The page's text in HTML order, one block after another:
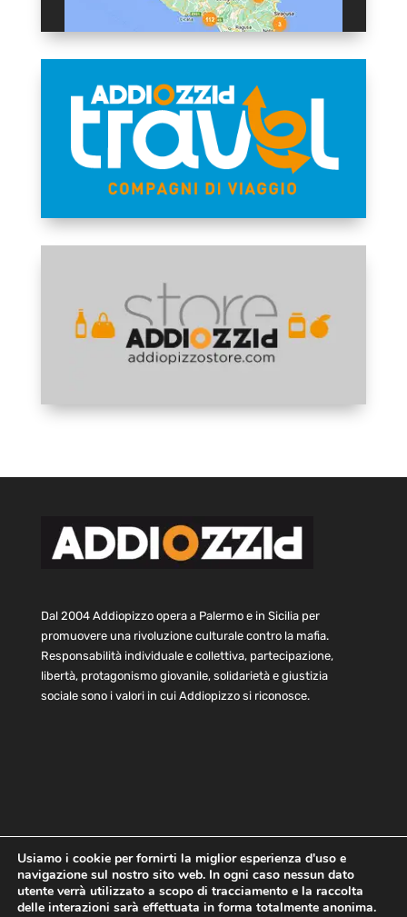
Dal 2004 Addiopizzo opera a Palermo e in Sicilia per
promuovere una rivoluzione culturale contro la mafia.
Responsabilità individuale e collettiva, partecipazione,
libertà, protagonismo giovanile, solidarietà e giustizia
sociale sono i valori in cui Addiopizzo si riconosce.
Home Statuto e bilancio
Contatti
Privacy
Cookie Child Protection Policy
Usiamo i cookie per fornirti la miglior esperienza d'uso e
navigazione sul nostro sito web. In ogni caso nessun dato
utente verrà utilizzato a scopo di tracciamento e la raccolta
delle interazioni sarà effettuata in forma totalmente anonima.